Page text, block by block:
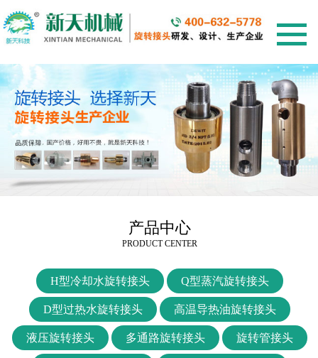
网站首页
新闻中心
公司新闻
行业动态
常见问题解答
产品中心
高速、高压旋转接头
H型冷却水旋转接头
Q型蒸汽旋转接头
D型过热水旋转接头
产品中心
PRODUCT CENTER
H型冷却水旋转接头 Q型蒸汽旋转接头
D型过热水旋转接头 高温导热油旋转接头
液压旋转接头 多通路旋转接头 旋转管接头